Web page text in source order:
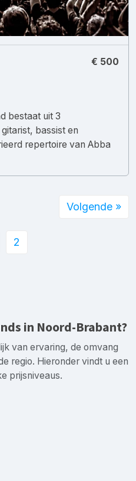
€ 500
bestaat uit 3
bassist en
repertoire van Abba
2
Volgende »
in Noord-Brabant?
van ervaring, de omvang
regio. Hieronder vindt u een
prijsniveaus.